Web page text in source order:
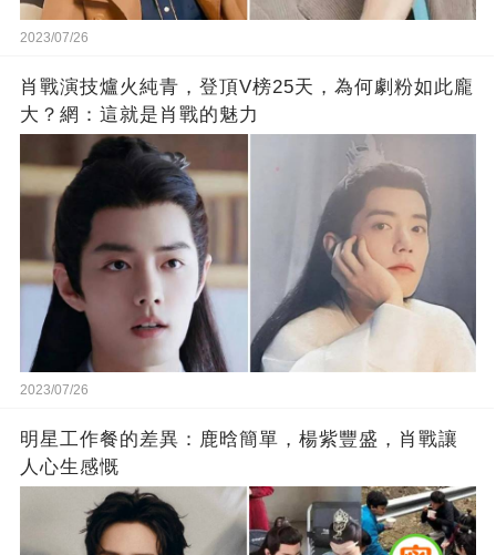
2023/07/26
肖戰演技爐火純青，登頂V榜25天，為何劇粉如此龐
大？網：這就是肖戰的魅力
2023/07/26
明星工作餐的差異：鹿晗簡單，楊紫豐盛，肖戰讓
人心生感慨